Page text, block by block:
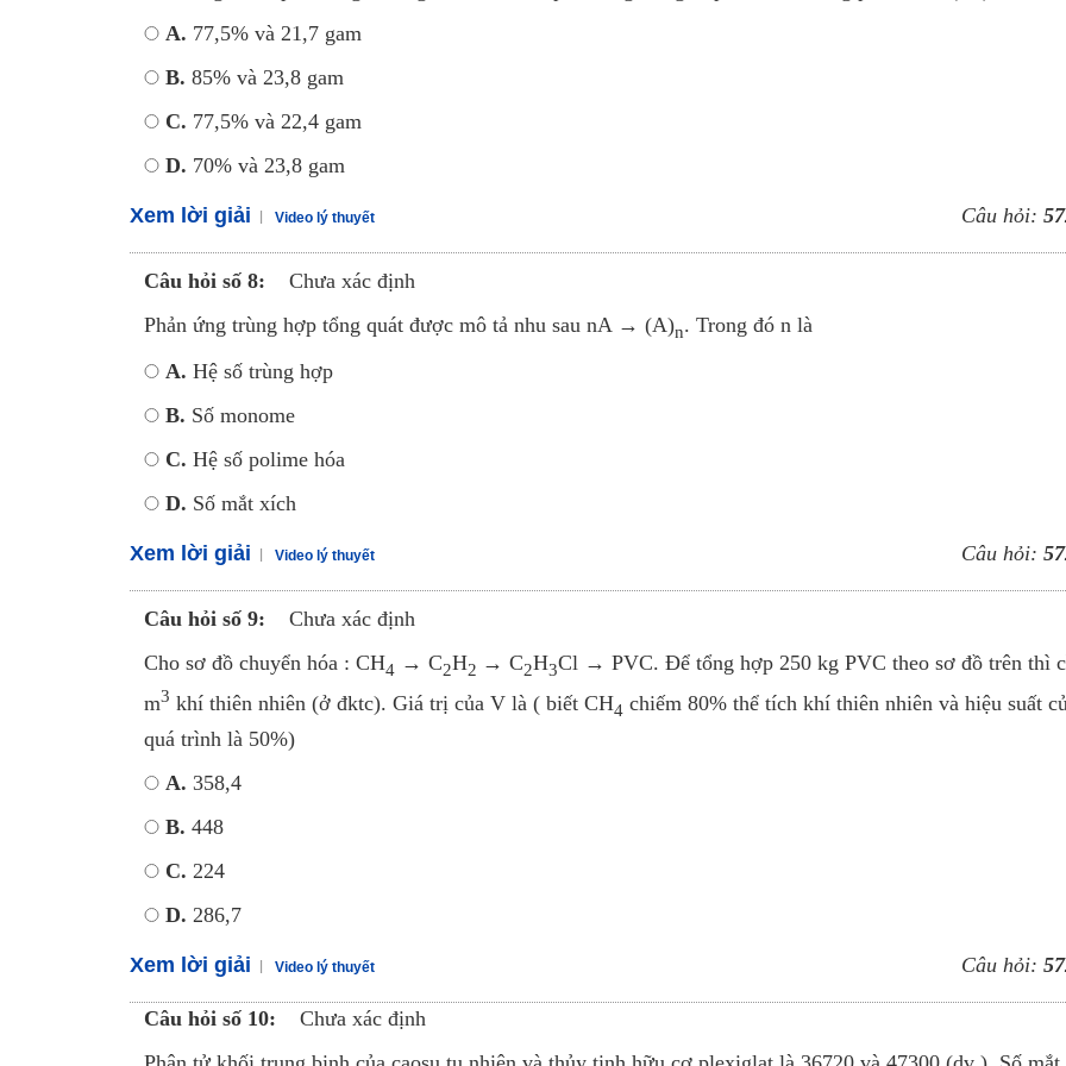
A. 77,5% và 21,7 gam
B. 85% và 23,8 gam
C. 77,5% và 22,4 gam
D. 70% và 23,8 gam
Xem lời giải Video lý thuyết Câu hỏi:
Câu hỏi số 8:
Chưa xác định
Phản ứng trùng hợp tổng quát được mô tả nhu sau nA → (A)n. Trong đó n là
A. Hệ số trùng hợp
B. Số monome
C. Hệ số polime hóa
D. Số mắt xích
Xem lời giải Video lý thuyết Câu hỏi:
Câu hỏi số 9:
Chưa xác định
Cho sơ đồ chuyển hóa : CH4 → C2H2 → C2H3Cl → PVC. Để tổng hợp 250 kg PVC theo sơ đồ trên thì
m3 khí thiên nhiên (ở đktc). Giá trị của V là ( biết CH4 chiếm 80% thể tích khí thiên nhiên và hiệu suất
quá trình là 50%)
A. 358,4
B. 448
C. 224
D. 286,7
Xem lời giải Video lý thuyết Câu hỏi:
Câu hỏi số 10:
Chưa xác định